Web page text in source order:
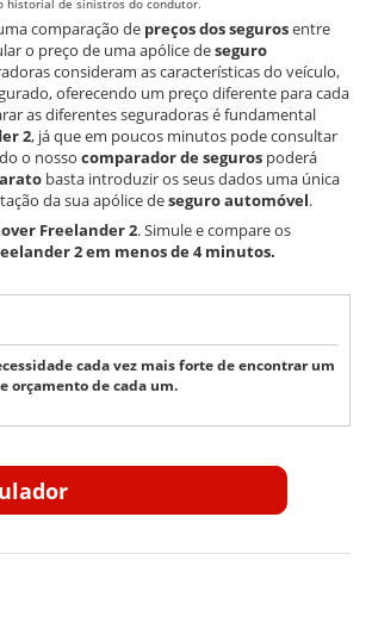
historial de sinistros do condutor.
comparação de preços dos segurosentre
o preço de uma apólice deseguro
consideram as características do veículo,
oferecendo um preço diferente para cada
as diferentes seguradoras é fundamental
2, já que em poucos minutos pode consultar
o nosso comparador de seguros poderá
basta introduzir os seus dados uma única
da sua apólice deseguro automóvel.
Freelander 2. Simule e compare os
2em menos de 4 minutos.
cada vez mais forte de encontrar um
orçamento de cada um.